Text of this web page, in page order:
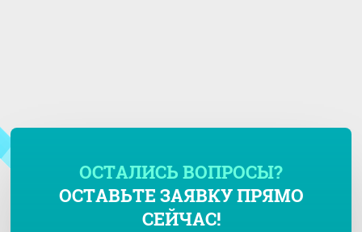
ОСТАЛИСЬ ВОПРОСЫ?
ОСТАВЬТЕ ЗАЯВКУ ПРЯМО
СЕЙЧАС!